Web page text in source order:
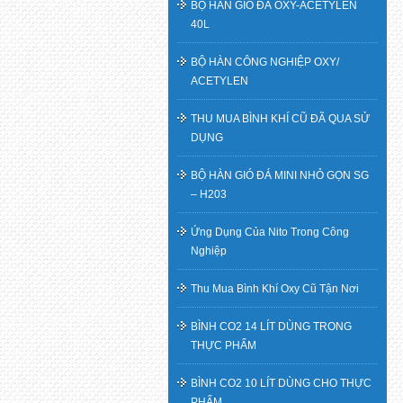
BỘ HÀN GIÓ ĐÁ OXY-ACETYLEN
40L
BỘ HÀN CÔNG NGHIỆP OXY/
ACETYLEN
THU MUA BÌNH KHÍ CŨ ĐÃ QUA SỬ
DỤNG
BỘ HÀN GIÓ ĐÁ MINI NHỎ GỌN SG
– H203
Ứng Dụng Của Nito Trong Công
Nghiệp
Thu Mua Bình Khí Oxy Cũ Tận Nơi
BÌNH CO2 14 LÍT DÙNG TRONG
THỰC PHẨM
BÌNH CO2 10 LÍT DÙNG CHO THỰC